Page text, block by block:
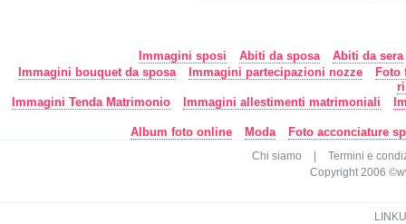
Immagini sposi Abiti da sposa
Abiti da sera
Immagini bouquet da sposa
Immagini partecipazioni nozze
Foto
Immagini Tenda Matrimonio
Immagini allestimenti matrimoniali
Album foto online Moda Foto acconciature
Chi siamo
Termini e
Copyright 2006